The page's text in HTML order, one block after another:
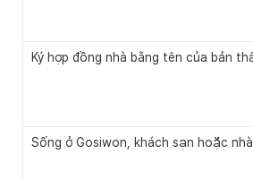
Ký hợp đồng nhà bằng tên của bản
Sống ở Gosiwon, khách sạn hoặc